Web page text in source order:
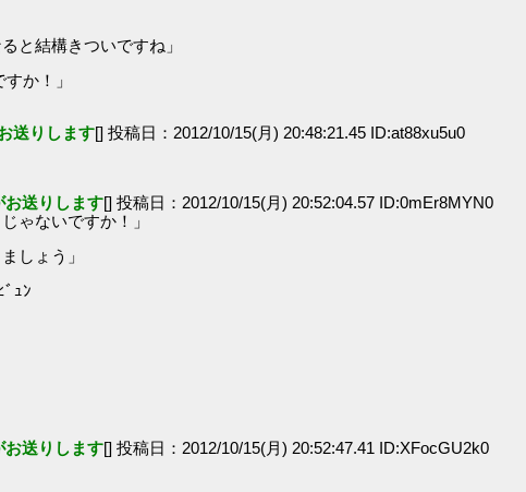
と結構きついですね」
か！」
送りします[] 投稿日：2012/10/15(月) 20:48:21.45 ID:at88xu5u0
お送りします[] 投稿日：2012/10/15(月) 20:52:04.57 ID:0mEr8MYN0
ゃないですか！」
しょう」
ﾞｭﾝ
お送りします[] 投稿日：2012/10/15(月) 20:52:47.41 ID:XFocGU2k0